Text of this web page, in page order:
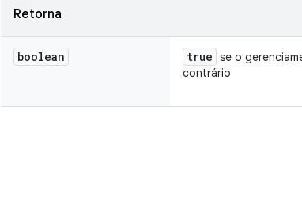
Retorna
boolean true se o
contrário